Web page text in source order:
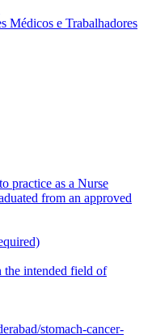
Médicos e Trabalhadores
practice as a Nurse
from an approved
the intended field of
stomach-cancer-